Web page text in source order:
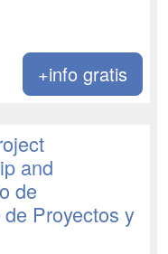
+info gratis
and
de
Proyectos y